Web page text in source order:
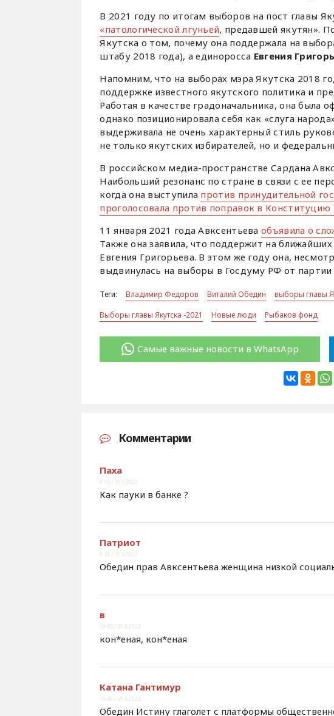
В 2021 году по итогам выборов на пост главы
«патологической лгуньей, предавшей якутян».
Якутска о том, почему она поддержала на
штабу 2018 года), а единоросса Евгения
Напомним, что на выборах мэра Якутска 2018
поддержке известного якутского политика и
Работая в качестве градоначальника, она была
однако позиционировала себя как «слуга
выдерживала не очень характерный стиль
не только якутских избирателей, но и
В российском медиа-пространстве Сардана
Наибольший резонанс по стране в связи с ее
когда она выступила против принудительной
проголосовала против поправок в
11 января 2021 года Авксентьеваобъявила о
Также она заявила, что поддержит на
Евгения Григорьева. В этом же году она,
выдвинулась на выборы в Госдуму РФ от
Теги: Владимир Федоров Виталий Обедин выборы главы
Выборы главы Якутска -2021
Новые люди Рыбаков фонд
Самые важные новости в WhatsApp
Комментарии
Паха
9:15 / 31.5.2022
Как пауки в банке ?
Патриот
9:31 / 31.5.2022
Обедин прав Авксентьева женщина низкой
в
10:15 / 31.5.2022
кон*еная, кон*еная
Катана Гантимур
10:36 / 31.5.2022
Обедин Истину глаголет с платформы